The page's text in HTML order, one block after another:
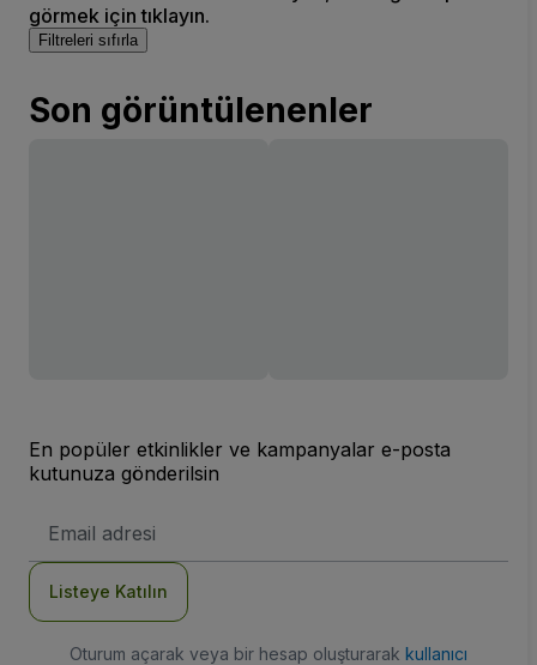
görmek için tıklayın.
Filtreleri sıfırla
Son görüntülenenler
En popüler etkinlikler ve kampanyalar e-posta
kutunuza gönderilsin
posta
Listeye Katılın
Oturum açarak veya bir hesap oluşturarak kullanıcı